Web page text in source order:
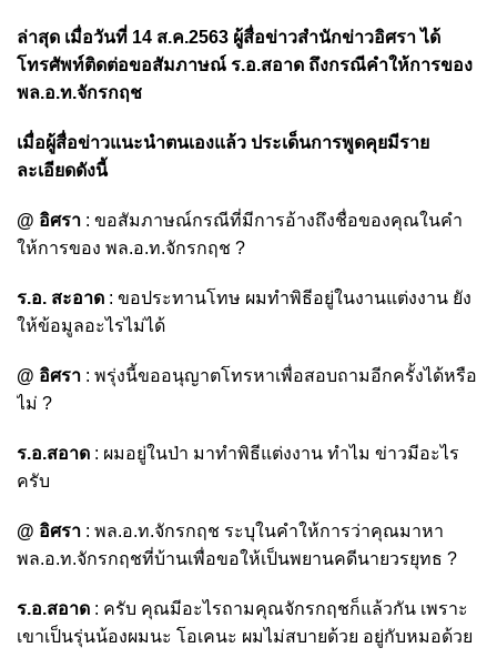
ล่าสุด เมื่อวันที่ 14 ส.ค.2563 ผู้สื่อข่าวสำนักข่าวอิศรา ได้
โทรศัพท์ติดต่อขอสัมภาษณ์ ร.อ.สอาด ถึงกรณีคำให้การของ
พล.อ.ท.จักรกฤช
เมื่อผู้สื่อข่าวแนะนำตนเองแล้ว ประเด็นการพูดคุยมีราย
ละเอียดดังนี้
@ อิศรา : ขอสัมภาษณ์กรณีที่มีการอ้างถึงชื่อของคุณในคำ
ให้การของ พล.อ.ท.จักรกฤช ?
ร.อ. สะอาด : ขอประทานโทษ ผมทำพิธีอยู่ในงานแต่งงาน ยัง
ให้ข้อมูลอะไรไม่ได้
@ อิศรา : พรุ่งนี้ขออนุญาตโทรหาเพื่อสอบถามอีกครั้งได้หรือ
ไม่ ?
ร.อ.สอาด : ผมอยู่ในป่า มาทำพิธีแต่งงาน ทำไม ข่าวมีอะไร
ครับ
@ อิศรา : พล.อ.ท.จักรกฤช ระบุในคำให้การว่าคุณมาหา
พล.อ.ท.จักรกฤชที่บ้านเพื่อขอให้เป็นพยานคดีนายวรยุทธ ?
ร.อ.สอาด : ครับ คุณมีอะไรถามคุณจักรกฤชก็แล้วกัน เพราะ
เขาเป็นรุ่นน้องผมนะ โอเคนะ ผมไม่สบายด้วย อยู่กับหมอด้วย